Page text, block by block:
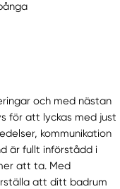
och med nästan
för att lyckas med just
kommunikation
är fullt införstådd i
att ta. Med
att ditt badrum